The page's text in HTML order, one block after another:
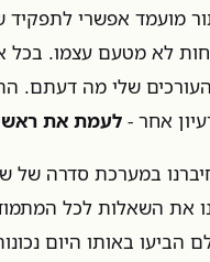
מועמד אפשרי לתפקיד
לא מטעם עצמו. בכל
שלי מה דעתם.
אחר - לעמת את
במערכת סדרה
את השאלות לכל
ה-26/11. כולם הביעו באותו